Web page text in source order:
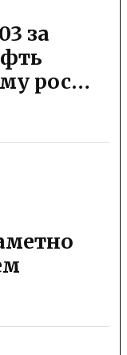
за
рос…